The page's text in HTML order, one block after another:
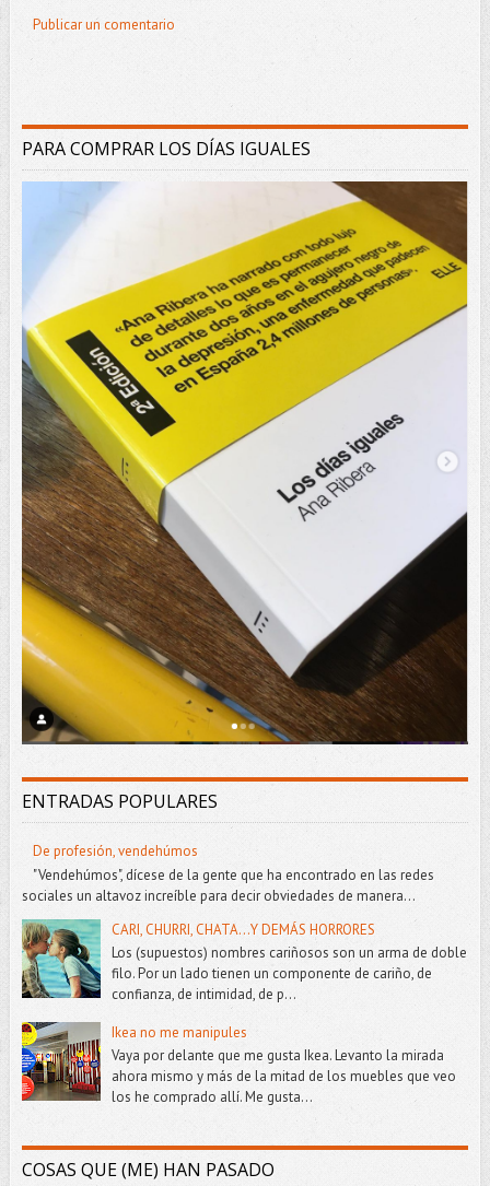
Publicar un comentario
PARA COMPRAR LOS DÍAS IGUALES
ENTRADAS POPULARES
De profesión, vendehúmos
"Vendehúmos", dícese de la gente que ha encontrado en las redes
sociales un altavoz increíble para decir obviedades de manera...
CARI, CHURRI, CHATA...Y DEMÁS HORRORES
Los (supuestos) nombres cariñosos son un arma de doble
filo. Por un lado tienen un componente de cariño, de
confianza, de intimidad, de p...
Ikea no me manipules
Vaya por delante que me gusta Ikea. Levanto la mirada
ahora mismo y más de la mitad de los muebles que veo
los he comprado allí. Me gusta...
COSAS QUE (ME) HAN PASADO